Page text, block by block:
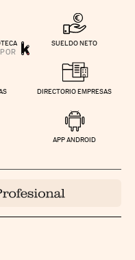
SUELDO NETO
DIRECTORIO EMPRESAS
APP ANDROID